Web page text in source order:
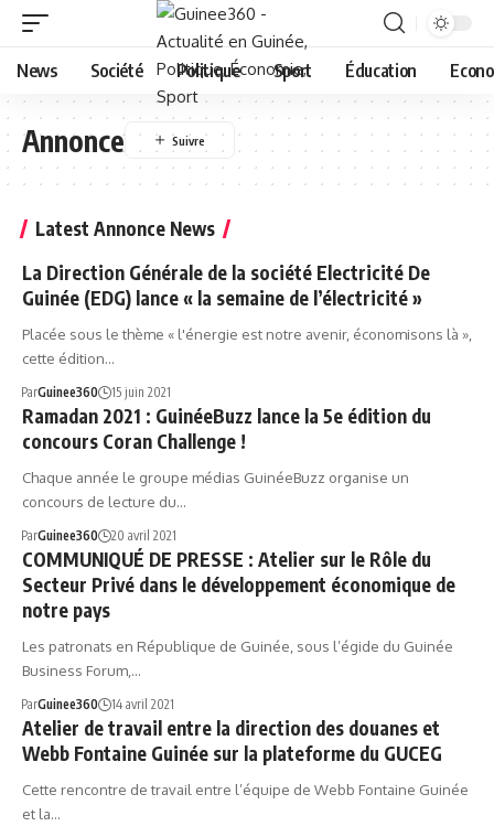
News Société Politique Sport Éducation
Annonce
Latest Annonce News
La Direction Générale de la société Electricité De
Guinée (EDG) lance « la semaine de l’électricité »
Placée sous le thème « l'énergie est notre avenir, économisons là »,
cette édition…
ParGuinee360 15 juin 2021
Ramadan 2021 : GuinéeBuzz lance la 5e édition du
concours Coran Challenge !
Chaque année le groupe médias GuinéeBuzz organise un
concours de lecture du…
ParGuinee360 20 avril 2021
COMMUNIQUÉ DE PRESSE : Atelier sur le Rôle du
Secteur Privé dans le développement économique de
notre pays
Les patronats en République de Guinée, sous l’égide du Guinée
Business Forum,…
ParGuinee360 14 avril 2021
Atelier de travail entre la direction des douanes et
Webb Fontaine Guinée sur la plateforme du GUCEG
Cette rencontre de travail entre l’équipe de Webb Fontaine Guinée
et la…